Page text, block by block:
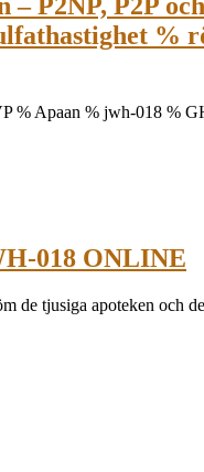
– P2NP, P2P
% Apaan % jwh-018
018 ONLINE
tjusiga apoteken och